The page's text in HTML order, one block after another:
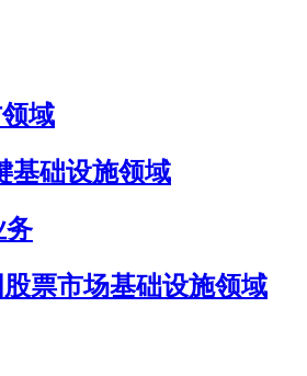
域
基础设施领域
务
票市场基础设施领域